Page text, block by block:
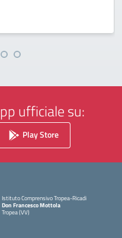
ufficiale su:
Play Store
Istituto Comprensivo Tropea-Ricadi
Don Francesco Mottola
Tropea (VV)
— Visita la pagina iniziale della scuola